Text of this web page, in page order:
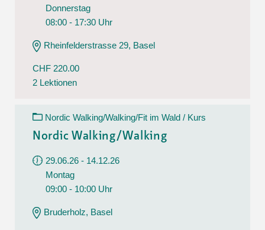
Donnerstag
08:00 - 17:30 Uhr
Rheinfelderstrasse 29, Basel
CHF 220.00
2 Lektionen
Nordic Walking/Walking/Fit im Wald / Kurs
Nordic Walking/Walking
29.06.26 - 14.12.26
Montag
09:00 - 10:00 Uhr
Bruderholz, Basel